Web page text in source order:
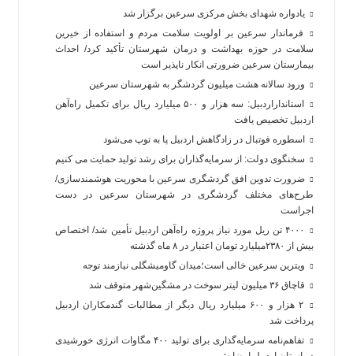
یادواره شهدای بخش مرکزی سرعین برگزار شد
فرماندار سرعین بر اولویت سلامت مردم و استفاده از خیرین
سلامت در حوزه بهداشت و درمان شهرستان تأکید کرد/ احداث
بیمارستان سرعین ضرورتی انکار ناپذیر است
ورود سالانه هشت میلیون گردشگر به شهرستان سرعین
استانداراردبیل: سه هزار و ۵۰۰ میلیارد ریال برای تکمیل راه‌آهن
اردبیل تخصیص یافت
اسطوره فوتبال در زادگاهش اردبیل پا به توپ می‌شود
سخنگوی دولت: از سرمایه‌گذاران برای رشد تولید حمایت می کنیم
ضرورت تدوین افق گردشگری سرعین با محوریت هوشمندسازی/
طرح‌های مختلف گردشگری در شهرستان سرعین در دست
اجراست
۴۰۰۰ تن ریل مورد نیاز پروژه راه‌آهن اردبیل تأمین شد/ اختصاص
بیش از ۲۳۸۰میلیارد تومان اعتبار در ۸ ماه گذشته
ویترین سرعین خالی است؛میدان گاومیشگلی نیازمند توجه
قاچاق ۳۶ میلیون لیتر سوخت در مشگین‌شهر متوقف شد
۲ هزار و ۶۰۰‌ میلیارد ریال دیگر از مطالبات گندمکاران اردبیل
پرداخت شد
تفاهم‌نامه سرمایه‌گذاری برای تولید ۴۰۰ مگاوات انرژی خورشیدی